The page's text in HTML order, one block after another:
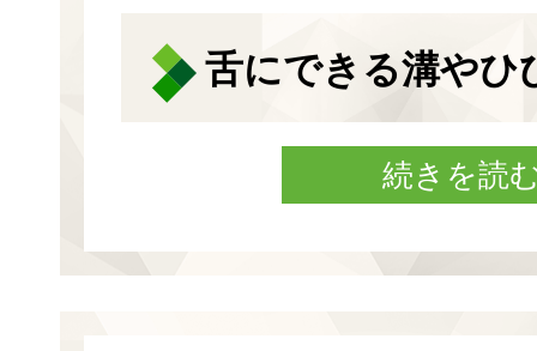
舌にできる溝やひ
続きを読